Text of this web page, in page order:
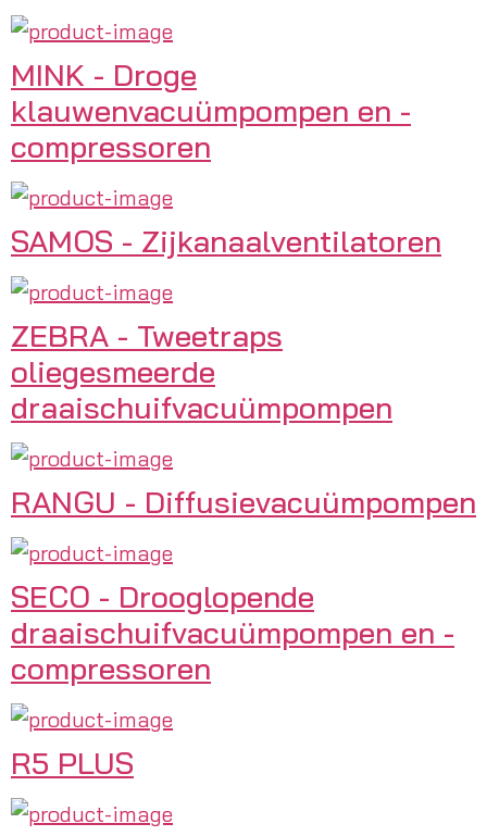
MINK - Droge
klauwenvacuümpompen en -
compressoren
SAMOS - Zijkanaalventilatoren
ZEBRA - Tweetraps
oliegesmeerde
draaischuifvacuümpompen
RANGU - Diffusievacuümpompen
SECO - Drooglopende
draaischuifvacuümpompen en -
compressoren
R5 PLUS